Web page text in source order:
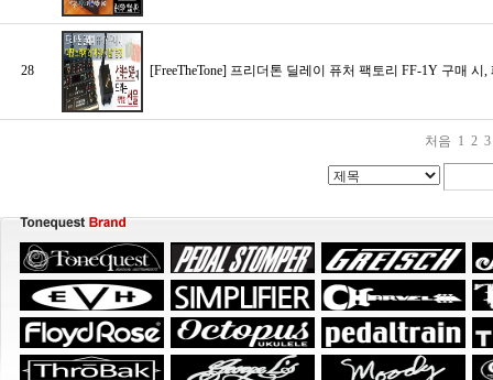
28 [FreeTheTone] 프리더톤 딜레이 퓨처 팩토리 FF-1Y 구매
처음 1 2 3